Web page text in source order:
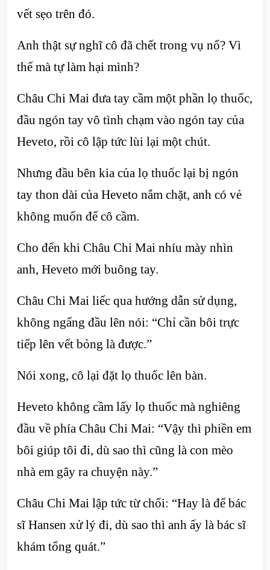
vết sẹo trên đó.
Anh thật sự nghĩ cô đã chết trong vụ nổ? Vì
thế mà tự làm hại mình?
Châu Chi Mai đưa tay cầm một phần lọ thuốc,
đầu ngón tay vô tình chạm vào ngón tay của
Heveto, rồi cô lập tức lùi lại một chút.
Nhưng đầu bên kia của lọ thuốc lại bị ngón
tay thon dài của Heveto nắm chặt, anh có vẻ
không muốn để cô cầm.
Cho đến khi Châu Chi Mai nhíu mày nhìn
anh, Heveto mới buông tay.
Châu Chi Mai liếc qua hướng dẫn sử dụng,
không ngẩng đầu lên nói: “Chỉ cần bôi trực
tiếp lên vết bỏng là được.”
Nói xong, cô lại đặt lọ thuốc lên bàn.
Heveto không cầm lấy lọ thuốc mà nghiêng
đầu về phía Châu Chi Mai: “Vậy thì phiền em
bôi giúp tôi đi, dù sao thì cũng là con mèo
nhà em gây ra chuyện này.”
Châu Chi Mai lập tức từ chối: “Hay là để bác
sĩ Hansen xử lý đi, dù sao thì anh ấy là bác sĩ
khám tổng quát.”